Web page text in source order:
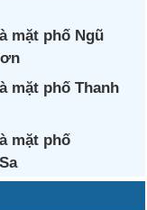
mặt phố Ngũ
mặt phố Thanh
mặt phố